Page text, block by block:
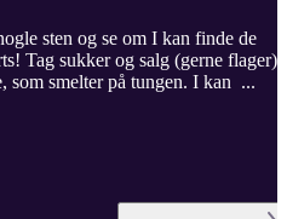
sten og se om I kan finde de
Tag sukker og salg (gerne flager)
som smelter på tungen. I kan ...